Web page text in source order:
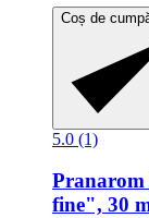
Coș de
5.0 (1)
Pranarom
fine", 30